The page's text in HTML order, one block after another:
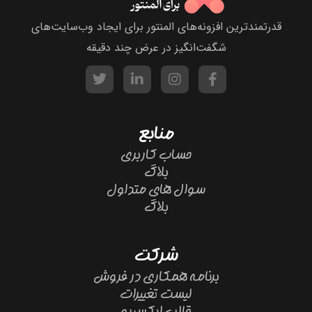
قدرتمندترین افزونه‌های المنتور برای ایجاد وب‌سایت‌های
شگفت‌انگیز در عرض چند دقیقه
منابع
حساب کاربری
بلاگ
سوال های متداول
بلاگ
شرکت
برنامه همکاری در فروش
لیست تغییرات